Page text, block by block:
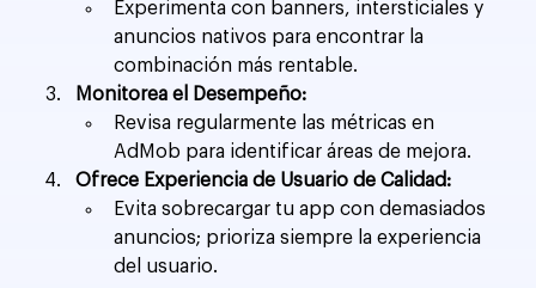
Experimenta con banners, intersticiales y
anuncios nativos para encontrar la
combinación más rentable.
Monitorea el Desempeño:
Revisa regularmente las métricas en
AdMob para identificar áreas de mejora.
Ofrece Experiencia de Usuario de Calidad:
Evita sobrecargar tu app con demasiados
anuncios; prioriza siempre la experiencia
del usuario.